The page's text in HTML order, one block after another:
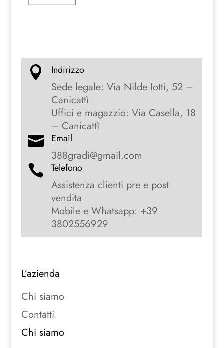
 Indirizzo
Sede legale: Via Nilde Iotti, 52 –
Canicattì
Uffici e magazzio: Via Casella, 18
– Canicattì
 Email
388gradi@gmail.com
 Telefono
Assistenza clienti pre e post
vendita
Mobile e Whatsapp: +39
3802556929
L’azienda
Chi siamo
Contatti
Chi siamo